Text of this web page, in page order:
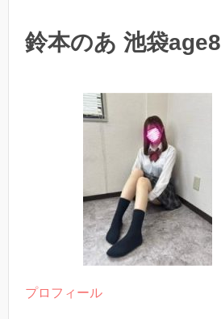
鈴本のあ 池袋age8
プロフィール